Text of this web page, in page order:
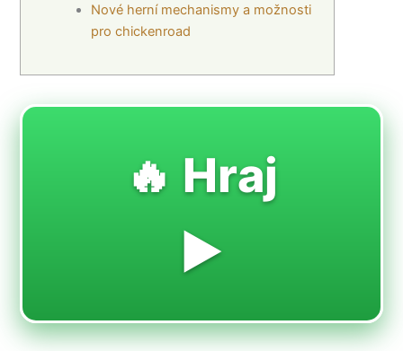
Nové herní mechanismy a možnosti
pro chickenroad
🔥 Hraj
▶️